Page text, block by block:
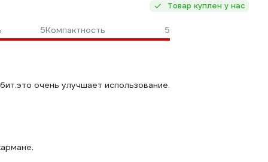
Товар куплен у нас
5Компактность
5
очень улучшает использование.